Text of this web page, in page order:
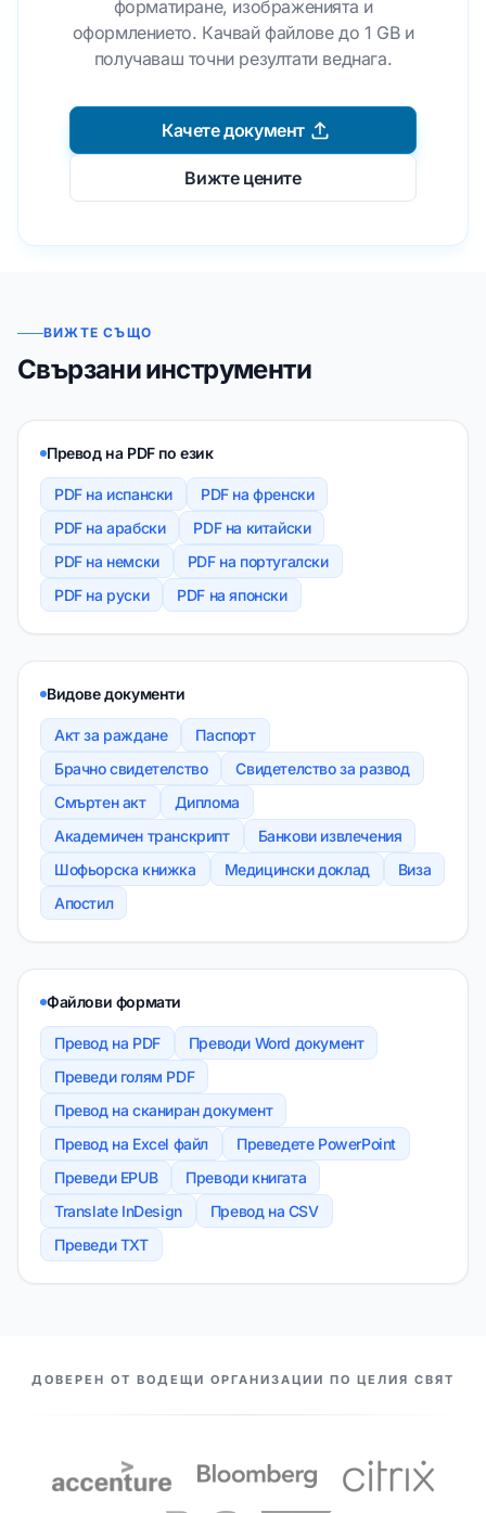
форматиране, изображенията и
оформлението. Качвай файлове до 1 GB и
получаваш точни резултати веднага.
Качете документ
Вижте цените
ВИЖТЕ СЪЩО
Свързани инструменти
Превод на PDF по език
PDF на испански
PDF на френски
PDF на арабски
PDF на китайски
PDF на немски
PDF на португалски
PDF на руски
PDF на японски
Видове документи
Акт за раждане
Паспорт
Брачно свидетелство
Свидетелство за развод
Смъртен акт
Диплома
Академичен транскрипт
Банкови извлечения
Шофьорска книжка
Медицински доклад
Виза
Апостил
Файлови формати
Превод на PDF
Преводи Word документ
Преведи голям PDF
Превод на сканиран документ
Превод на Excel файл
Преведете PowerPoint
Преведи EPUB
Преводи книгата
Translate InDesign
Превод на CSV
Преведи TXT
НАШИТЕ ПАРТНЬОРИ
ДОВЕРЕН ОТ ВОДЕЩИ ОРГАНИЗАЦИИ ПО ЦЕЛИЯ СВЯТ